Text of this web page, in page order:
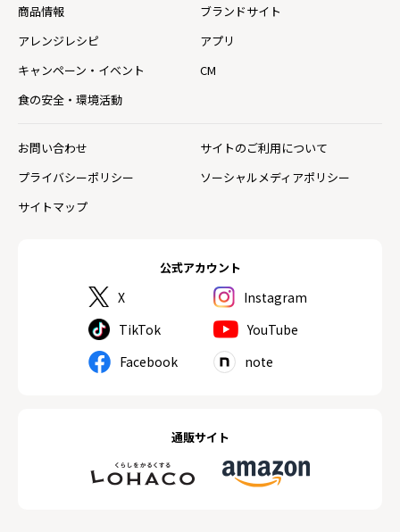
公式アカウント
X
Instagram
TikTok
YouTube
Facebook
note
通販サイト
商品情報
ブランドサイト
アレンジレシピ
アプリ
キャンペーン・イベント
CM
食の安全・環境活動
お問い合わせ
サイトのご利用について
プライバシーポリシー
ソーシャルメディアポリシー
サイトマップ